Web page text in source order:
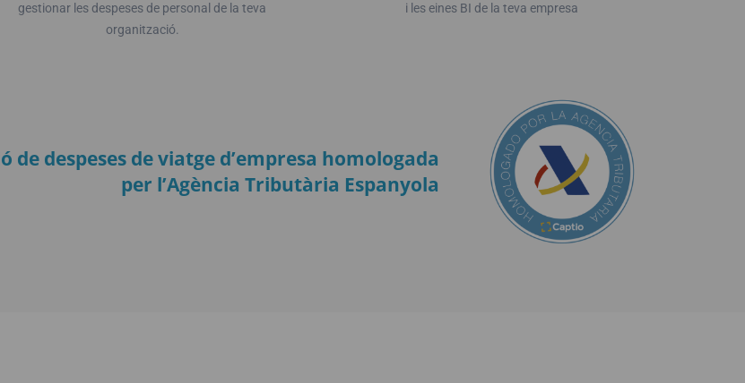
gestionar les despeses de personal de la teva
organització.
i les eines BI de la teva empresa
despeses de viatge d’empresa homologada
per l’Agència Tributària Espanyola